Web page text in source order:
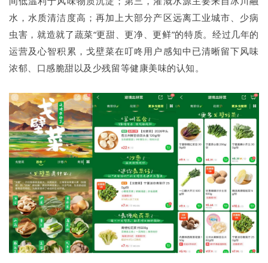
水，水质清洁度高；再加上大部分产区远离工业城市、少病
虫害，就造就了蔬菜“更甜、更净、更鲜”的特质。经过几年的
运营及心智积累，戈壁菜在叮咚用户感知中已清晰留下风味
浓郁、口感脆甜以及少残留等健康美味的认知。